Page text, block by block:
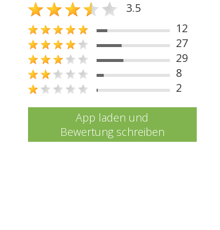
3.5
12
27
29
8
2
App laden und
Bewertung schreiben